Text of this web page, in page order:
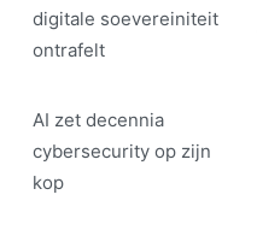
digitale soe­ve­rei­ni­teit
ontrafelt
AI zet decennia
cybersecurity op zijn
kop